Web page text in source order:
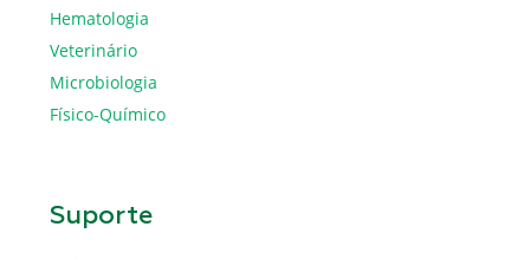
Hematologia
Veterinário
Microbiologia
Físico-Químico
Suporte